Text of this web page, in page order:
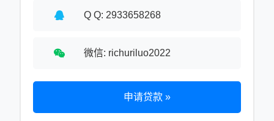
Q Q: 2933658268
微信: richuriluo2022
申请贷款 »